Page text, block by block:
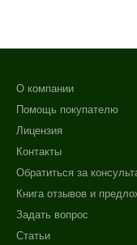
О компании
Помощь покупателю
Лицензия
Контакты
Обратиться за
Книга отзывов и
Задать вопрос
Статьи